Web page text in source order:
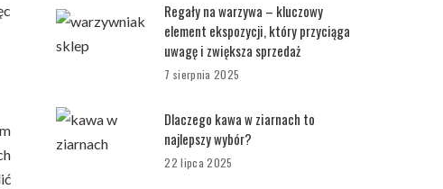
Regały na warzywa – kluczowy
element ekspozycji, który przyciąga
uwagę i zwiększa sprzedaż
7 sierpnia 2025
Dlaczego kawa w ziarnach to
najlepszy wybór?
22 lipca 2025